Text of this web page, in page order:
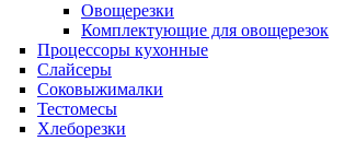
Овощерезки
Комплектующие для овощерезок
Процессоры кухонные
Слайсеры
Соковыжималки
Тестомесы
Хлеборезки